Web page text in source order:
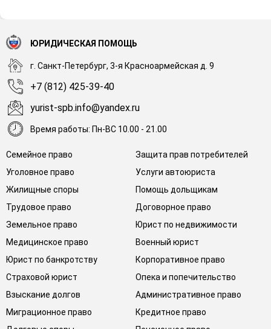
Семейное право
Защита прав потребителей
Уголовное право
Услуги автоюриста
Жилищные споры
Помощь дольщикам
Трудовое право
Договорное право
Земельное право
Юрист по недвижимости
Медицинское право
Военный юрист
Юрист по банкротству
Корпоративное право
Страховой юрист
Опека и попечительство
Взыскание долгов
Административное право
Миграционное право
Кредитное право
ЮРИДИЧЕСКАЯ ПОМОЩЬ
г. Санкт-Петербург, 3-я Красноармейская д. 9
+7 (812) 425-39-40
yurist-spb.info@yandex.ru
Время работы: Пн-ВС 10.00 - 21.00